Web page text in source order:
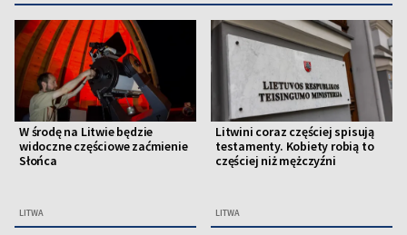
W środę na Litwie będzie
widoczne częściowe zaćmienie
Słońca
LITWA
Litwini coraz częściej spisują
testamenty. Kobiety robią to
częściej niż mężczyźni
LITWA